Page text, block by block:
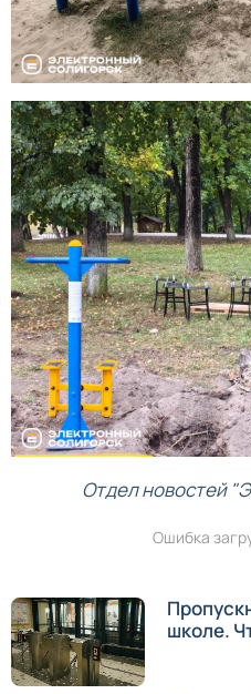
Отдел новостей
Ошибка
школе.